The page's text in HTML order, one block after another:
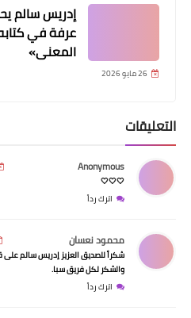
إدريس سالم
عرفة في
المعنى»
26 مايو 2026
التعليقات
Anonymous
🤍🤍🤍
اترك رداً
محمود نعسان
شكراً للصديق العزيز إدريس سالم على
والشكر لكل فريق سبا.
اترك رداً